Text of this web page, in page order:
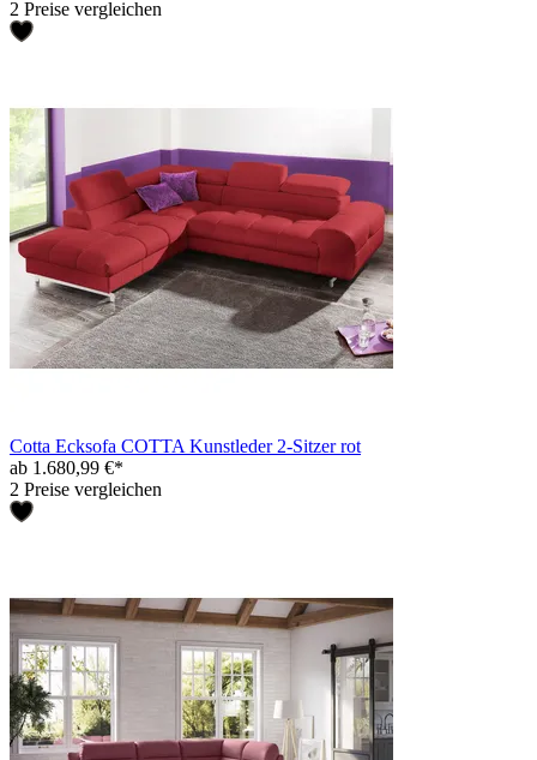
2 Preise vergleichen
Cotta Ecksofa COTTA Kunstleder 2-Sitzer rot
ab 1.680,99 €*
2 Preise vergleichen